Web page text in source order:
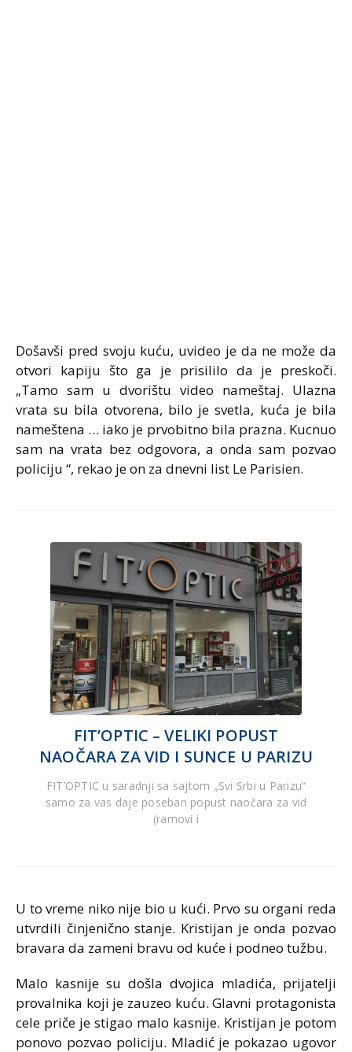
Došavši pred svoju kuću, uvideo je da ne može da
otvori kapiju što ga je prisililo da je preskoči.
„Tamo sam u dvorištu video nameštaj. Ulazna
vrata su bila otvorena, bilo je svetla, kuća je bila
nameštena … iako je prvobitno bila prazna. Kucnuo
sam na vrata bez odgovora, a onda sam pozvao
policiju “, rekao je on za dnevni list Le Parisien.
FIT’OPTIC – VELIKI POPUST
NAOČARA ZA VID I SUNCE U PARIZU
FIT’OPTIC u saradnji sa sajtom „Svi Srbi u Parizu“
samo za vas daje poseban popust naočara za vid
(ramovi i
U to vreme niko nije bio u kući. Prvo su organi reda
utvrdili činjenično stanje. Kristijan je onda pozvao
bravara da zameni bravu od kuće i podneo tužbu.
Malo kasnije su došla dvojica mladića, prijatelji
provalnika koji je zauzeo kuću. Glavni protagonista
cele priče je stigao malo kasnije. Kristijan je potom
ponovo pozvao policiju. Mladić je pokazao ugovor